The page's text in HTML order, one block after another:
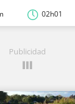
02h01
Publicidad